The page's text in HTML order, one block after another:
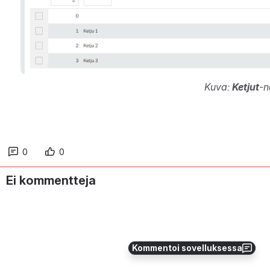
Kommentoi sovelluksessa
Kuva: Ketjut-
0 0
Ei kommentteja